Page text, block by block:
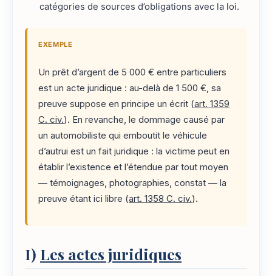
catégories de sources d’obligations avec la loi.
EXEMPLE
Un prêt d’argent de 5 000 € entre particuliers
est un acte juridique : au-delà de 1 500 €, sa
preuve suppose en principe un écrit (art. 1359
C. civ.). En revanche, le dommage causé par
un automobiliste qui emboutit le véhicule
d’autrui est un fait juridique : la victime peut en
établir l’existence et l’étendue par tout moyen
— témoignages, photographies, constat — la
preuve étant ici libre (art. 1358 C. civ.).
I) Les actes juridiques